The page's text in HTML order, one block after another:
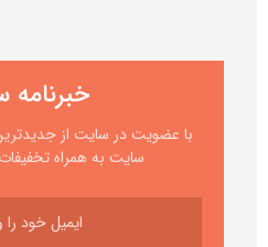
با عضویت در سایت از
سایت به همراه